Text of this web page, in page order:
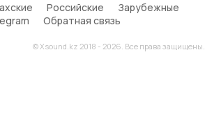
Российские
Зарубежные
Обратная связь
© Xsound.kz 2018 - 2026. Все права защищены.